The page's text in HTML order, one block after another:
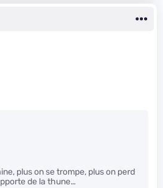
plus on se trompe, plus on perd
de la thune…